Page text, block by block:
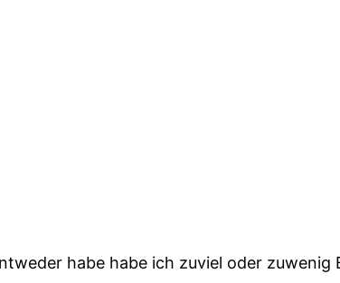
habe habe ich zuviel oder zuwenig